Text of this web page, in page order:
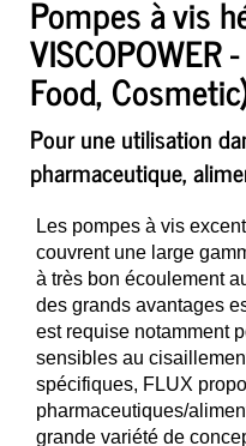
Pompes à vis
VISCOPOWER
Food,
Pour une utilisation
pharmaceutique,
Les pompes à vis
couvrent une large
à très bon écoulement
des grands avantages
est requise notamment
sensibles au
spécifiques, FLUX
pharmaceutiques/
grande variété de